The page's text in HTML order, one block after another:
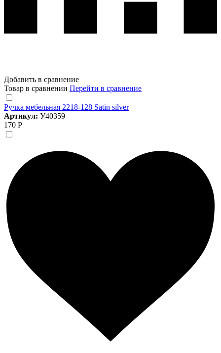
Добавить в сравнение
Товар в сравнении Перейти в сравнение
Ручка мебельная 2218-128 Satin silver
Артикул: У40359
170 Р